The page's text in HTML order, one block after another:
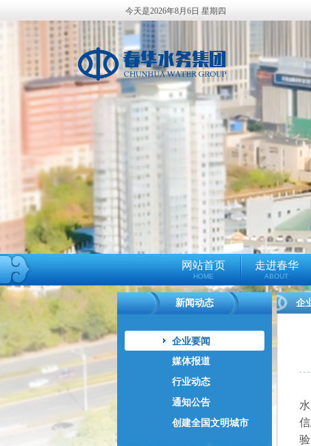
今天是2026年8月6日 星期四
网站首页
HOME
走进春华
ABOUT
新闻动态
企业要闻
媒体报道
行业动态
通知公告
创建全国文明城市
企
验